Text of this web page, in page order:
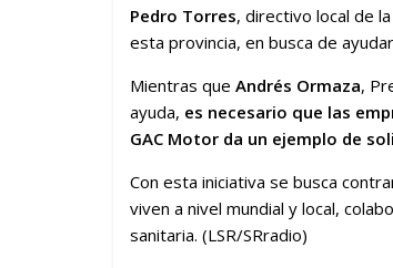
Pedro Torres, directivo local de
esta provincia, en busca de
Mientras que Andrés Ormaza,
ayuda, es necesario que las
GAC Motor da un ejemplo de
Con esta iniciativa se busca
viven a nivel mundial y local,
sanitaria. (LSR/SRradio)